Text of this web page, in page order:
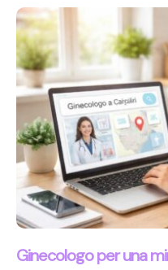
Ginecologo per una